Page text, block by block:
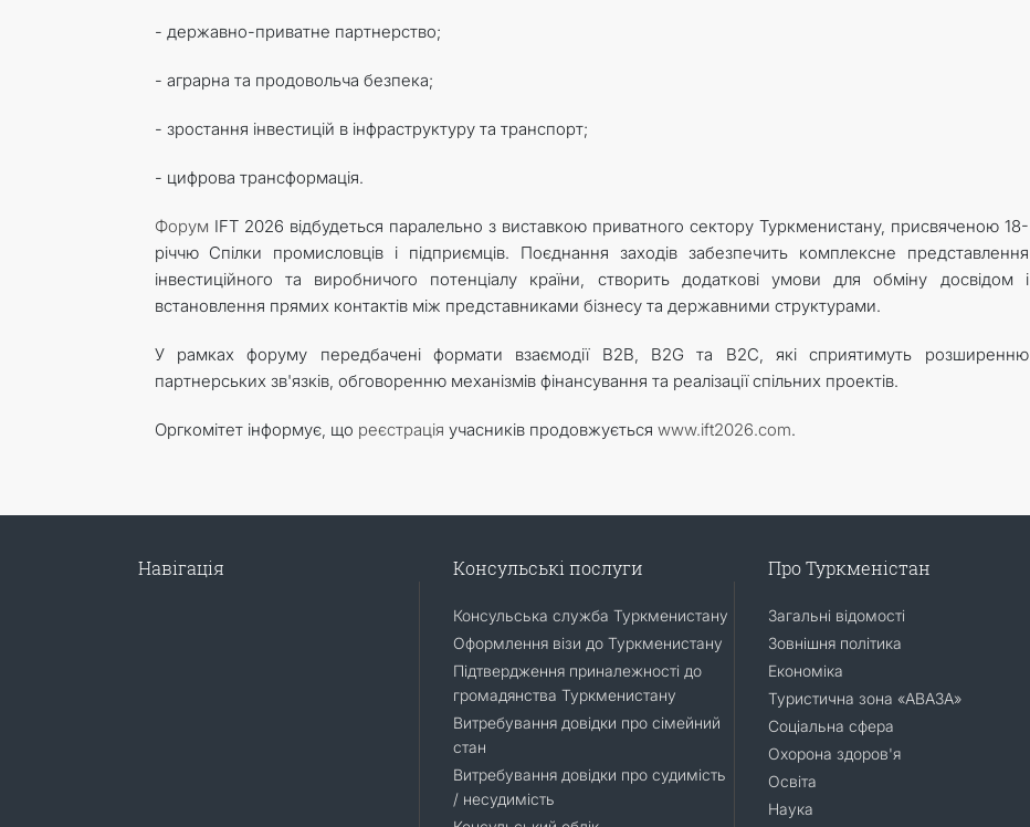
- державно-приватне партнерство;
- аграрна та продовольча безпека;
- зростання інвестицій в інфраструктуру та транспорт;
- цифрова трансформація.
Форум IFT 2026 відбудеться паралельно з виставкою приватного сектору Туркменистану, присвяченою 18-
річчю Спілки промисловців і підприємців. Поєднання заходів забезпечить комплексне представлення
інвестиційного та виробничого потенціалу країни, створить додаткові умови для обміну досвідом і
встановлення прямих контактів між представниками бізнесу та державними структурами.
У рамках форуму передбачені формати взаємодії B2B, B2G та B2C, які сприятимуть розширенню
партнерських зв'язків, обговоренню механізмів фінансування та реалізації спільних проектів.
Оргкомітет інформує, що реєстрація учасників продовжується www.ift2026.com.
Навігація Консульські послуги
Консульська служба Туркменистану
Оформлення візи до Туркменистану
Підтвердження приналежності до
громадянства Туркменистану
Витребування довідки про сімейний
стан
Витребування довідки про судимість
/ несудимість
Про Туркменістан
Загальні відомості
Зовнішня політика
Економіка
Туристична зона «АВАЗА»
Соціальна сфера
Охорона здоров'я
Освіта
Наука